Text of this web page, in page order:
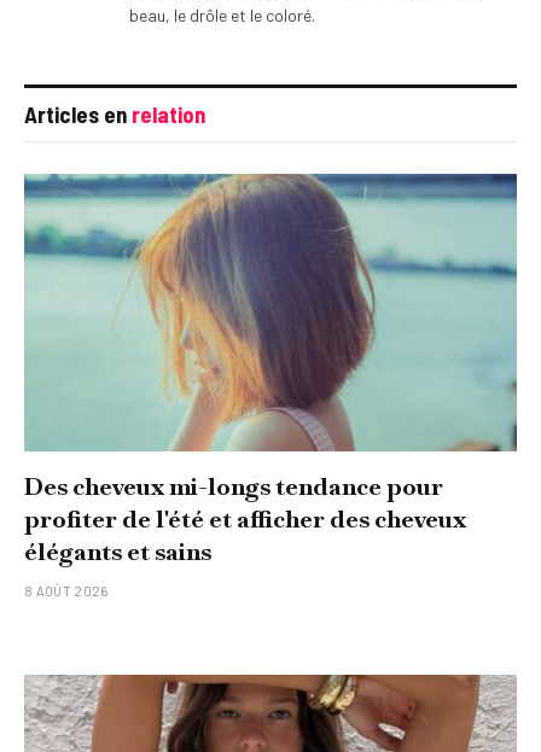
beau, le drôle et le coloré.
Articles en relation
Des cheveux mi-longs tendance pour
profiter de l'été et afficher des cheveux
élégants et sains
8 AOÛT 2026